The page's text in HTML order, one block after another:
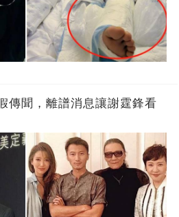
傳聞，離譜消息讓謝霆鋒看